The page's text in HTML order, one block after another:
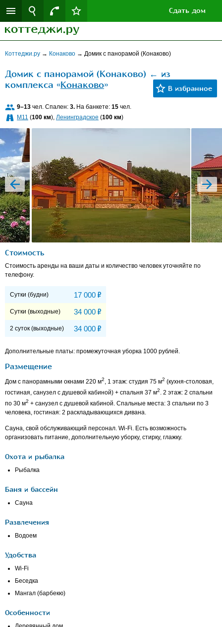
Сдать дом
Коттеджи.ру → Конаково → Домик с панорамой (Конаково)
Домик с панорамой (Конаково) ← из
комплекса «Конаково»
9–13 чел. Спален: 3. На банкете: 15 чел.
M11 (100 км), Ленинградское (100 км)
prev next
Стоимость
Стоимость аренды на ваши даты и количество человек уточняйте по
телефону.
Сутки (будни) 17 000 Р
Сутки (выходные) 34 000 Р
2 суток (выходные) 34 000 Р
Дополнительные платы: промежуточная уборка 1000 рублей.
Размещение
Дом с панорамными окнами 220 м2, 1 этаж: студия 75 м2 (кухня-столовая,
гостиная, санузел с душевой кабиной) + спальня 37 м2. 2 этаж: 2 спальни
по 30 м2 + санузел с душевой кабиной. Спальные места: 3 спальни по 3
человека, гостиная: 2 раскладывающихся дивана.
Сауна, свой обслуживающий персонал. Wi-Fi. Есть возможность
организовать питание, дополнительную уборку, стирку, глажку.
Охота и рыбалка
Рыбалка
Баня и бассейн
Сауна
Развлечения
Водоем
Удобства
Wi-Fi
Беседка
Мангал (барбекю)
Особенности